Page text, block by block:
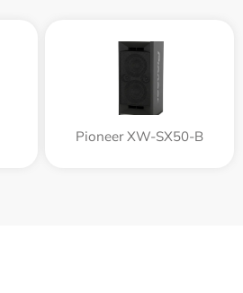
Pioneer XW-SX50-B